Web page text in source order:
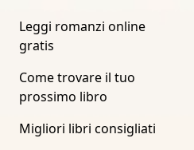
Leggi romanzi online
gratis
Come trovare il tuo
prossimo libro
Migliori libri consigliati